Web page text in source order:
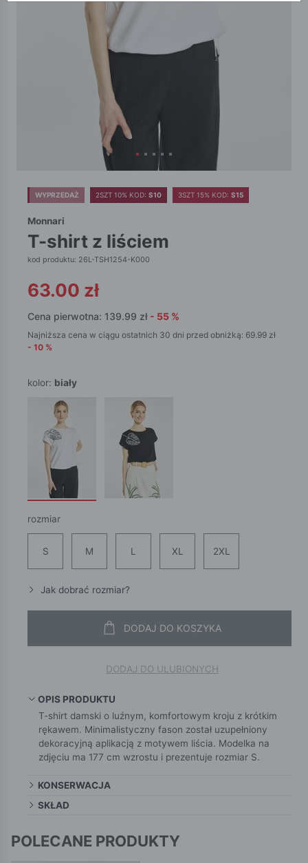
WYPRZEDAŻ 2SZT 10% KOD: S10 3SZT 15% KOD: S15
Monnari
t-shirt z liściem
kod produktu: 26L-TSH1254-K000
63.00 zł
Cena pierwotna: 139.99 zł - 55 %
Najniższa cena w ciągu ostatnich 30 dni przed obniżką: 69.99 zł
- 10 %
kolor: biały
rozmiar
S M L XL 2XL
Jak dobrać rozmiar?
DODAJ DO KOSZYKA
DODAJ DO ULUBIONYCH
OPIS PRODUKTU
T-shirt damski o luźnym, komfortowym kroju z krótkim
rękawem. Minimalistyczny fason został uzupełniony
dekoracyjną aplikacją z motywem liścia. Modelka na
zdjęciu ma 177 cm wzrostu i prezentuje rozmiar S.
KONSERWACJA
SKŁAD
POLECANE PRODUKTY